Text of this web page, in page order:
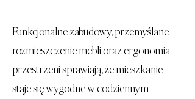
Funkcjonalne zabudowy, przemyślane
rozmieszczenie mebli oraz ergonomia
przestrzeni sprawiają, że mieszkanie
staje się wygodne w codziennym